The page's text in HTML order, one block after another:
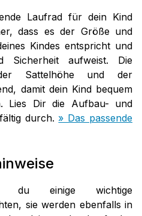
Laufrad für dein Kind
dass es der Größe und
Kindes entspricht und
Sicherheit aufweist. Die
Sattelhöhe und der
damit dein Kind bequem
Lies Dir die Aufbau- und
durch. » Das passende
du einige wichtige
sie werden ebenfalls in